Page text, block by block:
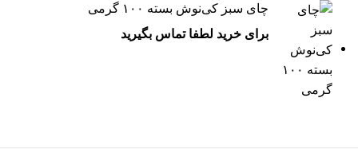
چای سبز کی‌نوش بسته ۱۰۰ گرمی
برای خرید لطفا تماس بگیرید